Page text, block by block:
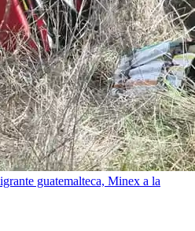
guatemalteca, Minex a la